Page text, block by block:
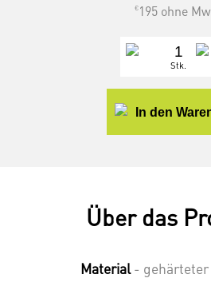
€ 195 ohne
Stk.
In den
Über das
Material- gehärteter